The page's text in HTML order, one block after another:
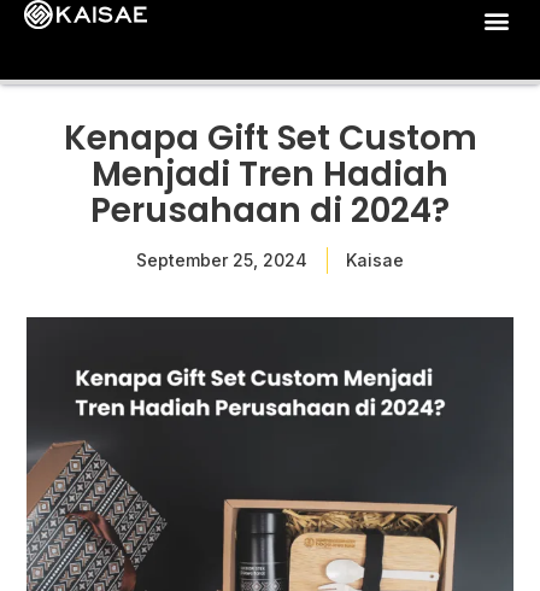
Kenapa Gift Set Custom
Menjadi Tren Hadiah
Perusahaan di 2024?
September 25, 2024 Kaisae